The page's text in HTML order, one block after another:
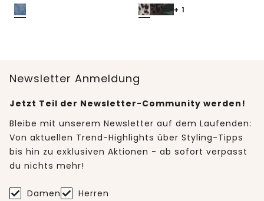
+ 1
Newsletter Anmeldung
Jetzt Teil der Newsletter-Community werden!
Bleibe mit unserem Newsletter auf dem Laufenden:
Von aktuellen Trend-Highlights über Styling-Tipps
bis hin zu exklusiven Aktionen - ab sofort verpasst
du nichts mehr!
Damen Herren